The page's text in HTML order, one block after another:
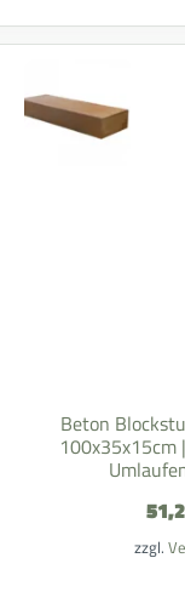
Beton
100x35x15cm
zzgl.